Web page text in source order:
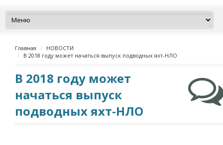
Главная
НОВОСТИ
В 2018 году может начаться выпуск подводных яхт-НЛО
В 2018 году может
начаться выпуск
подводных яхт-НЛО